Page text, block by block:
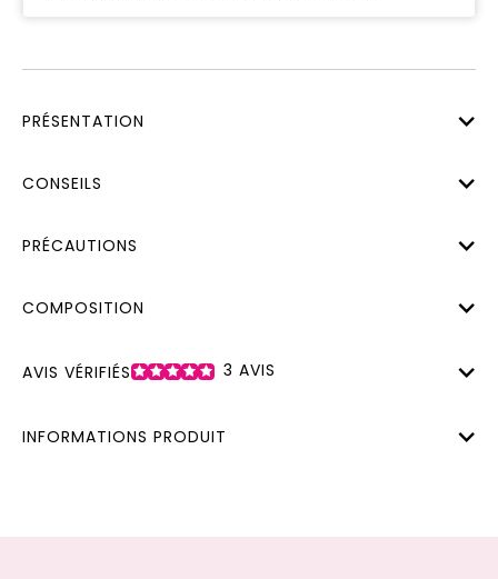
PRÉSENTATION
CONSEILS
PRÉCAUTIONS
COMPOSITION
AVIS VÉRIFIÉS 3 AVIS
INFORMATIONS PRODUIT